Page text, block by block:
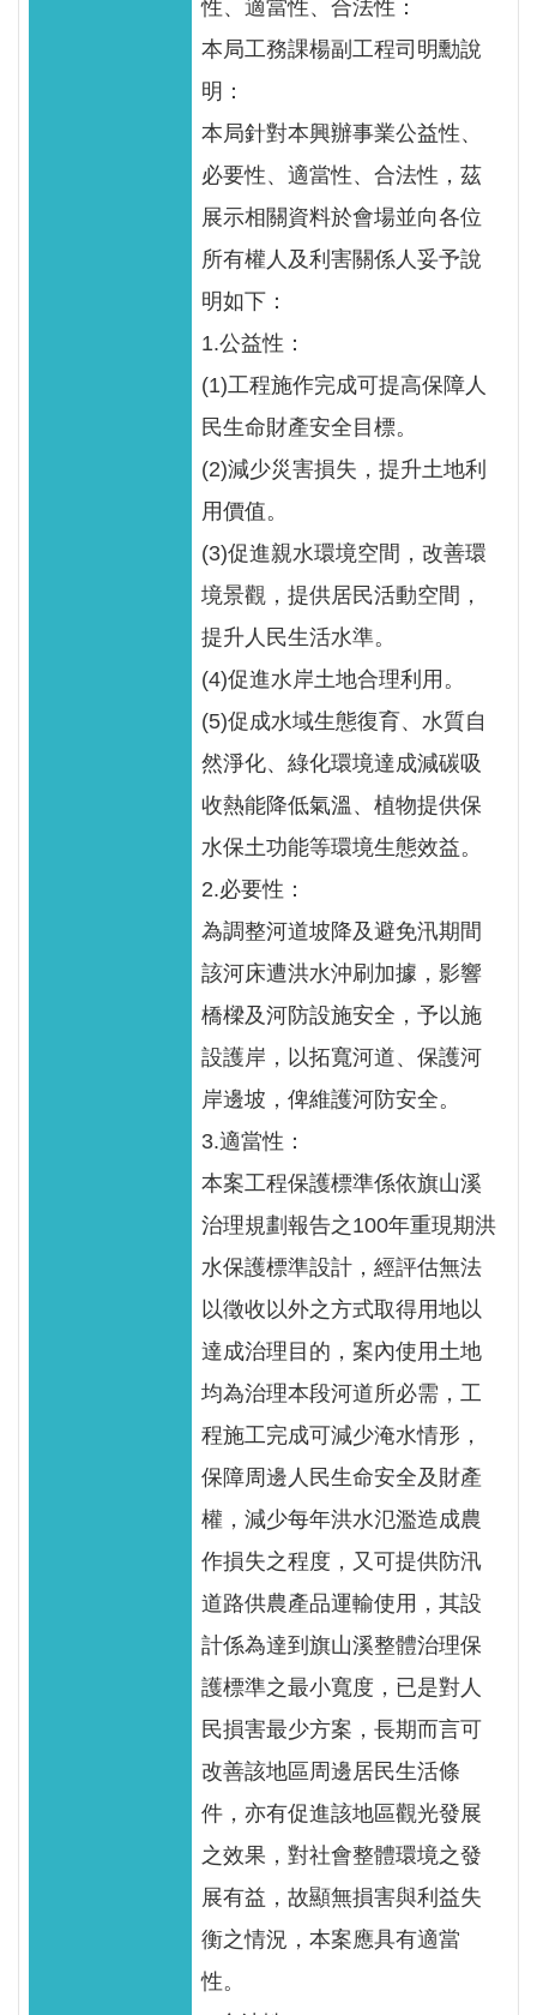
性、適當性、合法性：
本局工務課楊副工程司明勳說
明：
本局針對本興辦事業公益性、
必要性、適當性、合法性，茲
展示相關資料於會場並向各位
所有權人及利害關係人妥予說
明如下：
1.公益性：
(1)工程施作完成可提高保障人
民生命財產安全目標。
(2)減少災害損失，提升土地利
用價值。
(3)促進親水環境空間，改善環
境景觀，提供居民活動空間，
提升人民生活水準。
(4)促進水岸土地合理利用。
(5)促成水域生態復育、水質自
然淨化、綠化環境達成減碳吸
收熱能降低氣溫、植物提供保
水保土功能等環境生態效益。
2.必要性：
為調整河道坡降及避免汛期間
該河床遭洪水沖刷加據，影響
橋樑及河防設施安全，予以施
設護岸，以拓寬河道、保護河
岸邊坡，俾維護河防安全。
3.適當性：
本案工程保護標準係依旗山溪
治理規劃報告之100年重現期洪
水保護標準設計，經評估無法
以徵收以外之方式取得用地以
達成治理目的，案內使用土地
均為治理本段河道所必需，工
程施工完成可減少淹水情形，
保障周邊人民生命安全及財產
權，減少每年洪水氾濫造成農
作損失之程度，又可提供防汛
道路供農產品運輸使用，其設
計係為達到旗山溪整體治理保
護標準之最小寬度，已是對人
民損害最少方案，長期而言可
改善該地區周邊居民生活條
件，亦有促進該地區觀光發展
之效果，對社會整體環境之發
展有益，故顯無損害與利益失
衡之情況，本案應具有適當
性。